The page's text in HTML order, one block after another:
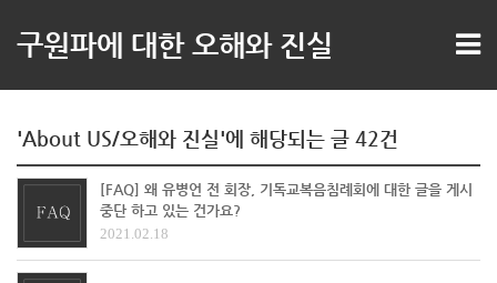
구원파에 대한 오해와 진실
'About US/오해와 진실'에 해당되는 글 42건
[FAQ] 왜 유병언 전 회장, 기독교복음침례회에 대한 글을 게시
중단 하고 있는 건가요?
2021.02.18